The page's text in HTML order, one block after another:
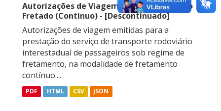
Autorizações de Viagem Nacional – Serviço
Fretado (Contínuo) - [Descontinuado]
Autorizações de viagem emitidas para a
prestação do serviço de transporte rodoviário
interestadual de passageiros sob regime de
fretamento, na modalidade de fretamento
contínuo....
PDF HTML CSV JSON